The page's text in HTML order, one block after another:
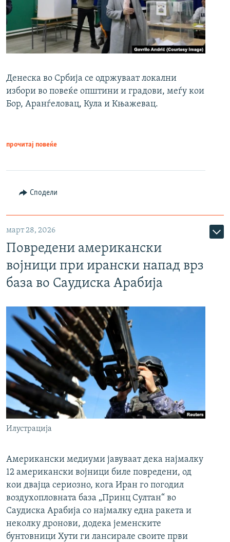
Денеска во Србија се одржуваат локални
избори во повеќе општини и градови, меѓу кои
Бор, Аранѓеловац, Кула и Књажевац.
прочитај повеќе
Сподели
март 28, 2026
Повредени американски
војници при ирански напад врз
база во Саудиска Арабија
Илустрација
Американски медиуми јавуваат дека најмалку
12 американски војници биле повредени, од
кои двајца сериозно, кога Иран го погодил
воздухопловната база „Принц Султан“ во
Саудиска Арабија со најмалку една ракета и
неколку дронови, додека јеменските
бунтовници Хути ги лансирале своите први